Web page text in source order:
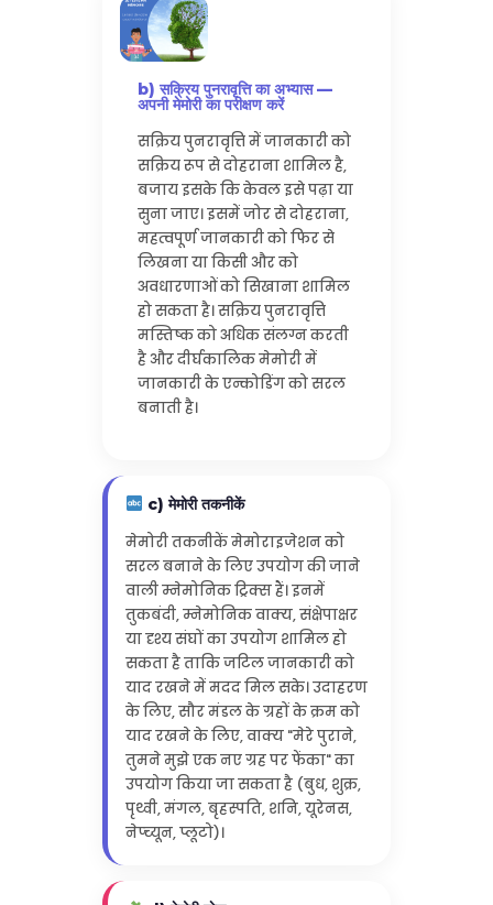
b) सक्रिय पुनरावृत्ति का अभ्यास —
अपनी मेमोरी का परीक्षण करें
सक्रिय पुनरावृत्ति में जानकारी को
सक्रिय रूप से दोहराना शामिल है,
बजाय इसके कि केवल इसे पढ़ा या
सुना जाए। इसमें जोर से दोहराना,
महत्वपूर्ण जानकारी को फिर से
लिखना या किसी और को
अवधारणाओं को सिखाना शामिल
हो सकता है। सक्रिय पुनरावृत्ति
मस्तिष्क को अधिक संलग्न करती
है और दीर्घकालिक मेमोरी में
जानकारी के एन्कोडिंग को सरल
बनाती है।
c) मेमोरी तकनीकें
मेमोरी तकनीकें मेमोराइजेशन को
सरल बनाने के लिए उपयोग की जाने
वाली म्नेमोनिक ट्रिक्स हैं। इनमें
तुकबंदी, म्नेमोनिक वाक्य, संक्षेपाक्षर
या दृश्य संघों का उपयोग शामिल हो
सकता है ताकि जटिल जानकारी को
याद रखने में मदद मिल सके। उदाहरण
के लिए, सौर मंडल के ग्रहों के क्रम को
याद रखने के लिए, वाक्य "मेरे पुराने,
तुमने मुझे एक नए ग्रह पर फेंका" का
उपयोग किया जा सकता है (बुध, शुक्र,
पृथ्वी, मंगल, बृहस्पति, शनि, यूरेनस,
नेप्च्यून, प्लूटो)।